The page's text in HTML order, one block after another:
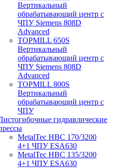
Вертикальный
обрабатывающий центр с
ЧПУ Siemens 808D
Advanced
TOPMILL 650S
Вертикальный
обрабатывающий центр с
ЧПУ Siemens 808D
Advanced
TOPMILL 800S
Вертикальный
обрабатывающий центр с
ЧПУ
гидравлические
MetalTec HBС 170/3200
4+1 ЧПУ ESA630
MetalTec HBС 135/3200
4+1 ЧПУ ESA630